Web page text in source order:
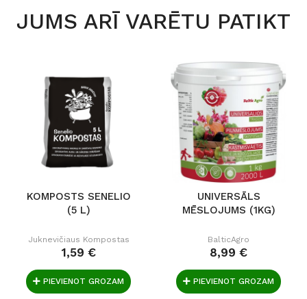
JUMS ARĪ VARĒTU PATIKT
KOMPOSTS SENELIO
(5 L)
Juknevičiaus Kompostas
1,59 €
PIEVIENOT GROZAM
UNIVERSĀLS
MĒSLOJUMS (1KG)
BalticAgro
8,99 €
PIEVIENOT GROZAM